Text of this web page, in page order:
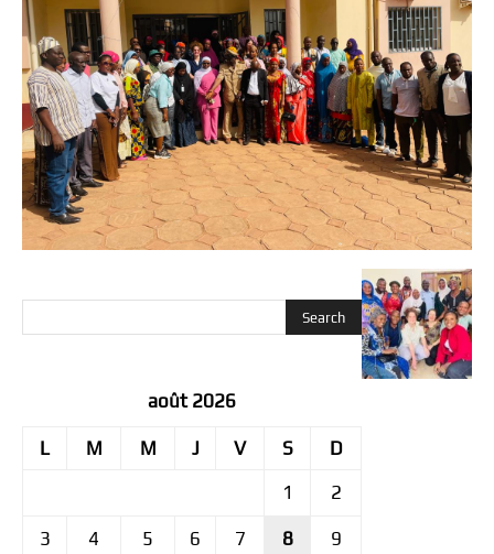
août 2026
L M M J V S
D
1
2
3 4 5 6 7 8 9